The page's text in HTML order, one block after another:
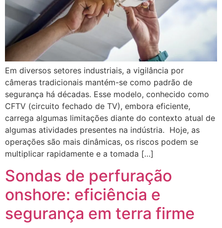
Em diversos setores industriais, a vigilância por
câmeras tradicionais mantém-se como padrão de
segurança há décadas. Esse modelo, conhecido como
CFTV (circuito fechado de TV), embora eficiente,
carrega algumas limitações diante do contexto atual de
algumas atividades presentes na indústria. Hoje, as
operações são mais dinâmicas, os riscos podem se
multiplicar rapidamente e a tomada […]
Sondas de perfuração
onshore: eficiência e
segurança em terra firme